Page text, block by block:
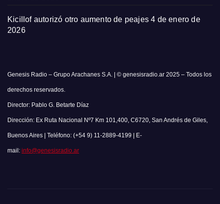
Kicillof autorizó otro aumento de peajes 4 de enero de
2026
Genesis Radio – Grupo Arachanes S.A. | © genesisradio.ar 2025 – Todos los
derechos reservados.
Director: Pablo G. Betarte Díaz
Dirección: Ex Ruta Nacional Nº7 Km 101,400, C6720, San Andrés de Giles,
Buenos Aires | Teléfono: (+54 9) 11-2889-4199 | E-
mail: info@genesisradio.ar